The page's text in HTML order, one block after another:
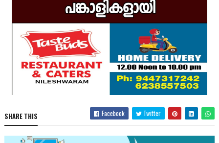
SHARE THIS Facebook Twitter